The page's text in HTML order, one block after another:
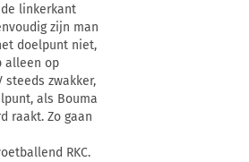
linkerkant
zijn man
doelpunt niet,
alleen op
zwakker,
als Bouma
raakt. Zo gaan
RKC.